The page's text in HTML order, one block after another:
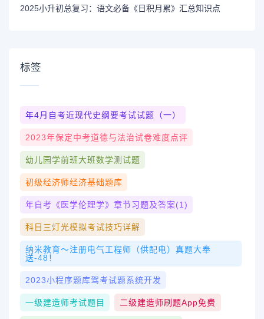
2025小升初总复习：语文必备《日积月累》汇总知识点
标签
年4月自考近现代史纲要考试试题（一）
2023年保定中考道德与法治试卷难度点评
幼儿园学前班大班数学测试题
初级经济师经济基础题库
年自考《医学伦理学》章节习题及答案(1)
科目三灯光模拟考试技巧详解
纳米教育～注册电气工程师（供配电）真题大奉
送-48！
2023小程序题库驾考试题系统开发
一级建造师考试题目 二级建造师刷题app免费